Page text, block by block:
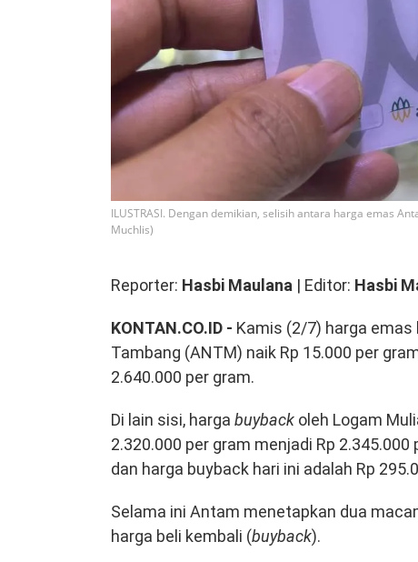
ILUSTRASI. Dengan demikian, selisih antara harga emas
Muchlis)
Reporter: Hasbi Maulana | Editor: Hasbi
KONTAN.CO.ID - Kamis (2/7) harga
Tambang (ANTM) naik Rp 15.000 per
2.640.000 per gram.
Di lain sisi, harga buyback oleh Logam
2.320.000 per gram menjadi Rp
dan harga buyback hari ini adalah Rp
Selama ini Antam menetapkan dua
harga beli kembali (buyback).